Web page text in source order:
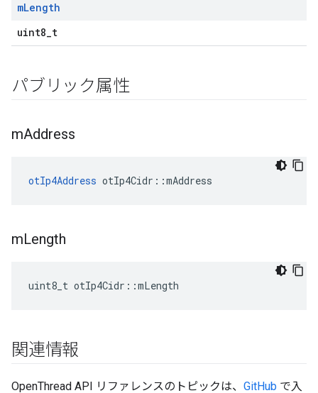
mLength
uint8_t
パブリック属性
mAddress
otIp4Address otIp4Cidr ::mAddress
mLength
uint8_t otIp4Cidr ::mLength
関連情報
OpenThread API リファレンスのトピックは、 GitHub で入